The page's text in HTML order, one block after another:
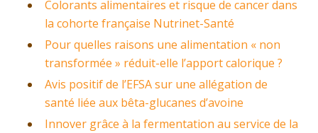
Colorants alimentaires et risque de cancer dans
la cohorte française Nutrinet-Santé
Pour quelles raisons une alimentation « non
transformée » réduit-elle l’apport calorique ?
Avis positif de l’EFSA sur une allégation de
santé liée aux bêta-glucanes d’avoine
Innover grâce à la fermentation au service de la